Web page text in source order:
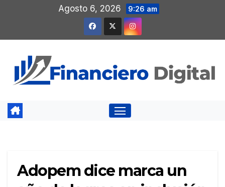
contenido
Agosto 6, 2026 9:26 am
Adopem dice marca un